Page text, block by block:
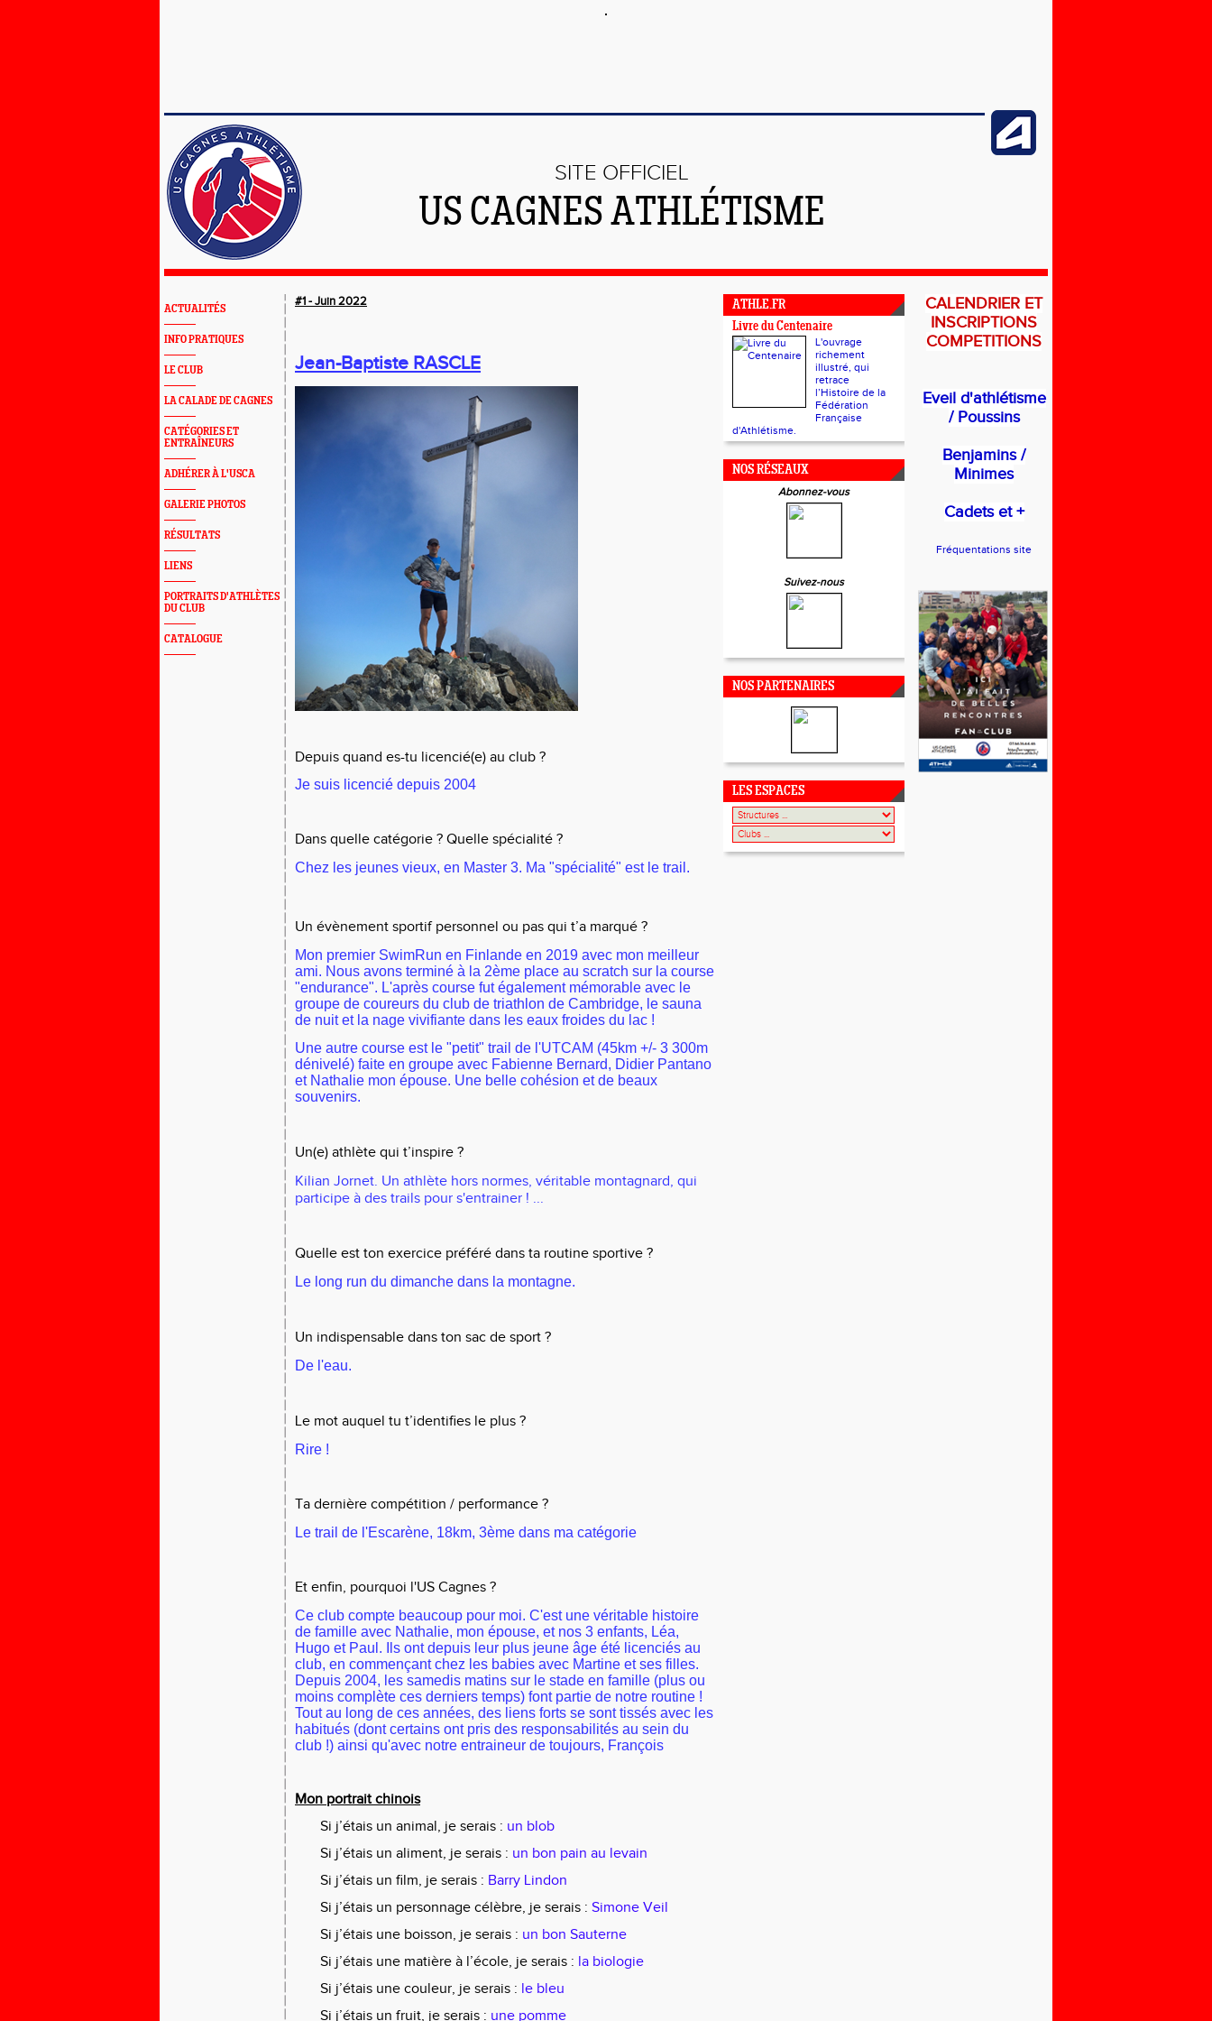
SITE OFFICIEL
US CAGNES ATHLÉTISME
ACTUALITÉS
INFO PRATIQUES
LE CLUB
LA CALADE DE CAGNES
CATÉGORIES ET
ENTRAÎNEURS
ADHÉRER À L'USCA
GALERIE PHOTOS
RÉSULTATS
LIENS
PORTRAITS D'ATHLÈTES
DU CLUB
CATALOGUE
#1 - Juin 2022
Jean-Baptiste RASCLE
Depuis quand es-tu licencié(e) au club ?
Je suis licencié depuis 2004
Dans quelle catégorie ? Quelle spécialité ?
Chez les jeunes vieux, en Master 3. Ma "spécialité" est le trail.
Un évènement sportif personnel ou pas qui t’a marqué ?
Mon premier SwimRun en Finlande en 2019 avec mon meilleur
ami. Nous avons terminé à la 2ème place au scratch sur la course
"endurance". L'après course fut également mémorable avec le
groupe de coureurs du club de triathlon de Cambridge, le sauna
de nuit et la nage vivifiante dans les eaux froides du lac !
Une autre course est le "petit" trail de l'UTCAM (45km +/- 3 300m
dénivelé) faite en groupe avec Fabienne Bernard, Didier Pantano
et Nathalie mon épouse. Une belle cohésion et de beaux
souvenirs.
Un(e) athlète qui t’inspire ?
Kilian Jornet. Un athlète hors normes, véritable montagnard, qui
participe à des trails pour s'entrainer ! ...
Quelle est ton exercice préféré dans ta routine sportive ?
Le long run du dimanche dans la montagne.
Un indispensable dans ton sac de sport ?
De l'eau.
Le mot auquel tu t’identifies le plus ?
Rire !
Ta dernière compétition / performance ?
Le trail de l'Escarène, 18km, 3ème dans ma catégorie
Et enfin, pourquoi l'US Cagnes ?
Ce club compte beaucoup pour moi. C'est une véritable histoire
de famille avec Nathalie, mon épouse, et nos 3 enfants, Léa,
Hugo et Paul. Ils ont depuis leur plus jeune âge été licenciés au
club, en commençant chez les babies avec Martine et ses filles.
Depuis 2004, les samedis matins sur le stade en famille (plus ou
moins complète ces derniers temps) font partie de notre routine !
Tout au long de ces années, des liens forts se sont tissés avec les
habitués (dont certains ont pris des responsabilités au sein du
club !) ainsi qu'avec notre entraineur de toujours, François
Mon portrait chinois
Si j’étais un animal, je serais : un blob
Si j’étais un aliment, je serais : un bon pain au levain
Si j’étais un film, je serais : Barry Lindon
Si j’étais un personnage célèbre, je serais :Simone Veil
Si j’étais une boisson, je serais : un bon Sauterne
Si j’étais une matière à l’école, je serais : la biologie
Si j’étais une couleur, je serais : le bleu
Si j’étais un fruit, je serais : une pomme
ATHLE.FR
Livre du Centenaire
L'ouvrage
richement
illustré, qui
retrace
l’Histoire de la
Fédération
Française
d'Athlétisme.
NOS RÉSEAUX
Abonnez-vous
Suivez-nous
NOS PARTENAIRES
LES ESPACES
CALENDRIER ET
INSCRIPTIONS
COMPETITIONS
Eveil d'athlétisme
/ Poussins
Benjamins /
Minimes
Cadets et +
Fréquentations site